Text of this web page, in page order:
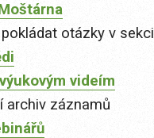
otázky v sekci
výukovým videím
archiv záznamů